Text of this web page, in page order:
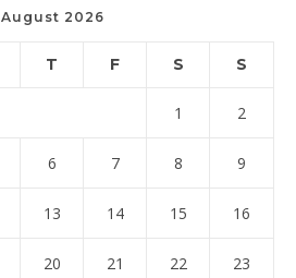
August 2026
T F S S
1 2
6 7 8 9
13 14 15 16
20 21 22 23